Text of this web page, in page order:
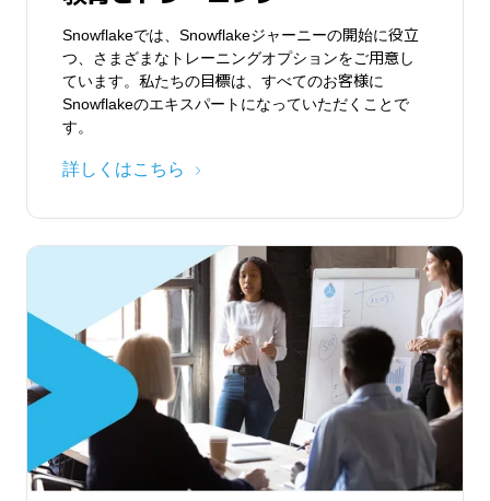
Snowflakeでは、Snowflakeジャーニーの開始に役立
つ、さまざまなトレーニングオプションをご用意し
ています。私たちの目標は、すべてのお客様に
Snowflakeのエキスパートになっていただくことで
す。
詳しくはこちら